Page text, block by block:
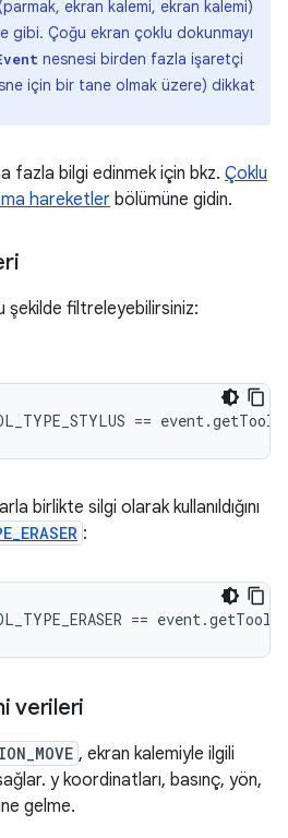
ekran kalemi, ekran kalemi)
gibi. Çoğu ekran çoklu dokunmayı
nesnesi birden fazla işaretçi
için bir tane olmak üzere) dikkat
fazla bilgi edinmek için bkz. Çoklu
hareketler bölümüne gidin.
şekilde filtreleyebilirsiniz:
birlikte silgi olarak kullanıldığını
:
verileri
, ekran kalemiyle ilgili
y koordinatları, basınç, yön,
gelme.